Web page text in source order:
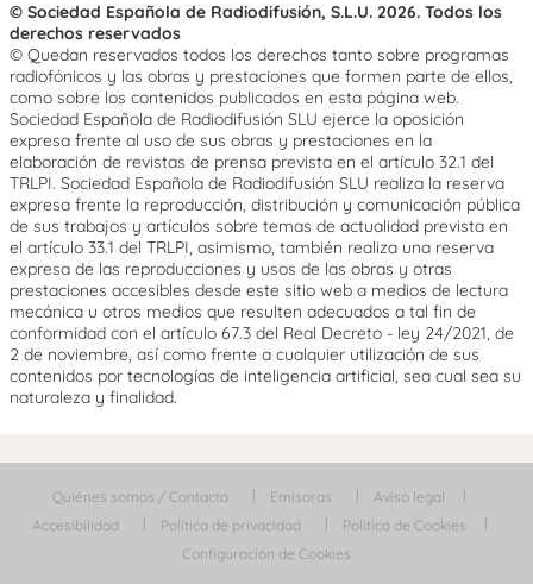
© Sociedad Española de Radiodifusión, S.L.U. 2026. Todos los
derechos reservados
© Quedan reservados todos los derechos tanto sobre programas
radiofónicos y las obras y prestaciones que formen parte de ellos,
como sobre los contenidos publicados en esta página web.
Sociedad Española de Radiodifusión SLU ejerce la oposición
expresa frente al uso de sus obras y prestaciones en la
elaboración de revistas de prensa prevista en el artículo 32.1 del
TRLPI. Sociedad Española de Radiodifusión SLU realiza la reserva
expresa frente la reproducción, distribución y comunicación pública
de sus trabajos y artículos sobre temas de actualidad prevista en
el artículo 33.1 del TRLPI, asimismo, también realiza una reserva
expresa de las reproducciones y usos de las obras y otras
prestaciones accesibles desde este sitio web a medios de lectura
mecánica u otros medios que resulten adecuados a tal fin de
conformidad con el artículo 67.3 del Real Decreto - ley 24/2021, de
2 de noviembre, así como frente a cualquier utilización de sus
contenidos por tecnologías de inteligencia artificial, sea cual sea su
naturaleza y finalidad.
Quiénes somos / Contacta Emisoras
Aviso legal
Accesibilidad
Política de privacidad
Política de Cookies
Configuración de Cookies